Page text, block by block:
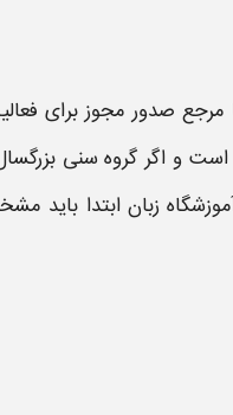
مرجع صدور مجوز برای
زبانابتدا باید